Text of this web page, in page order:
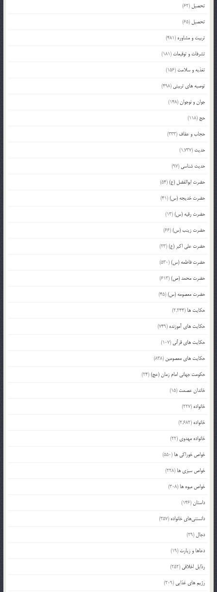
تحصیل (62)
تحصیل (65)
تربیت و مشاوره (481)
تشرفات و توقیعات (181)
تغذیه و سلامت (156)
توصیه های تربیتی (498)
جوان و نوجوان(148)
حج (118)
حجاب و عفاف (333)
حدیث (1,737)
حدیث شناسی (97)
حضرت ابوالفضل (ع)(54)
حضرت خدیجه (س)(41)
حضرت رقیه (س)(13)
حضرت زینب (س)(66)
حضرت علی اکبر (ع)(23)
حضرت فاطمه (س)(530)
حضرت محمد (ص)(613)
حضرت معصومه (س)(45)
حکایت ها (2,244)
حکایت های آموزنده (749)
حکایت های قرآنی (107)
حکایت های معصومین (838)
حکومت جهانی امام زمان (عج)(24)
خاندان عصمت (15)
خانواده (227)
خانواده (2,682)
خانواده مهدوی (22)
خواص خوراکی ها (550)
خواص سبزی ها (228)
خواص میوه ها (308)
داستان(146)
دانستنی‌های خانواده (357)
دجال (29)
دعاها و زیارت (19)
رذایل اخلاقی (252)
رژیم های غذایی (209)